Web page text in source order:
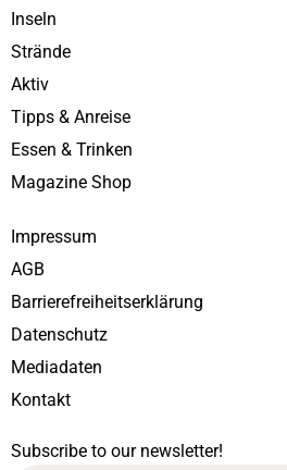
Inseln
Strände
Aktiv
Tipps & Anreise
Essen & Trinken
Magazine Shop
Impressum
AGB
Barrierefreiheitserklärung
Datenschutz
Mediadaten
Kontakt
Subscribe to our newsletter!